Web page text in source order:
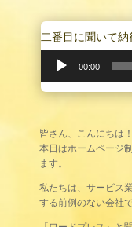
二番目に聞いて納
音
レ
ヤ
ー
00:00
皆さん、こんにちは！
本日はホームページ
ます。
私たちは、サービス
する前例のない会社で